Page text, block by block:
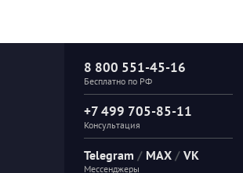
8 800 551-45-16
Бесплатно по РФ
+7 499 705-85-11
Консультация
Telegram / MAX / VK
Мессенджеры